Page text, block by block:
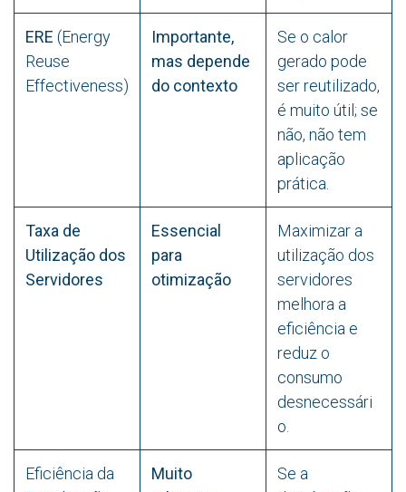
ERE (Energy
Reuse
Effectiveness)
Importante,
mas depende
do contexto
Se o calor
gerado pode
ser reutilizado,
é muito útil; se
não, não tem
aplicação
prática.
Taxa de
Utilização dos
Servidores
Essencial
para
otimização
Maximizar a
utilização dos
servidores
melhora a
eficiência e
reduz o
consumo
desnecessári
o.
Eficiência da
Muito
Se a